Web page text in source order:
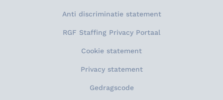
Anti discriminatie statement
RGF Staffing Privacy Portaal
Cookie statement
Privacy statement
Gedragscode